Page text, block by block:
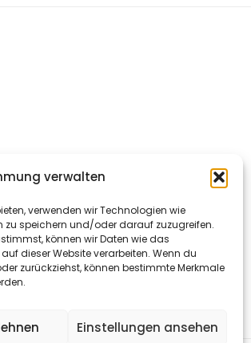
verwalten
verwenden wir Technologien wie
zu speichern und/oder darauf zuzugreifen.
können wir Daten wie das
dieser Website verarbeiten. Wenn du
zurückziehst, können bestimmte Merkmale
Einstellungen ansehen